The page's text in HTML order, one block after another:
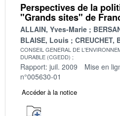
Perspectives de la
"Grands sites" de
ALLAIN, Yves-Marie
BLAISE, Louis
CREUCHET,
CONSEIL GENERAL DE
DURABLE (CGEDD)
Rapport: juil. 2009 Mise en
n°005630-01
Accéder à la notice